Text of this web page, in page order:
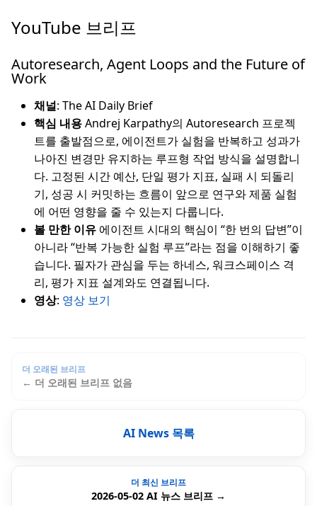
YouTube 브리프
Autoresearch, Agent Loops and the Future of
Work
채널: The AI Daily Brief
핵심 내용Andrej Karpathy의 Autoresearch 프로젝
트를 출발점으로, 에이전트가 실험을 반복하고 성과가
나아진 변경만 유지하는 루프형 작업 방식을 설명합니
다. 고정된 시간 예산, 단일 평가 지표, 실패 시 되돌리
기, 성공 시 커밋하는 흐름이 앞으로 연구와 제품 실험
에 어떤 영향을 줄 수 있는지 다룹니다.
볼 만한 이유 에이전트 시대의 핵심이 “한 번의 답변”이
아니라 “반복 가능한 실험 루프”라는 점을 이해하기 좋
습니다. 필자가 관심을 두는 하네스, 워크스페이스 격
리, 평가 지표 설계와도 연결됩니다.
영상: 영상 보기
더 오래된 브리프
← 더 오래된 브리프 없음
AI News 목록
더 최신 브리프
2026-05-02 AI 뉴스 브리프 →